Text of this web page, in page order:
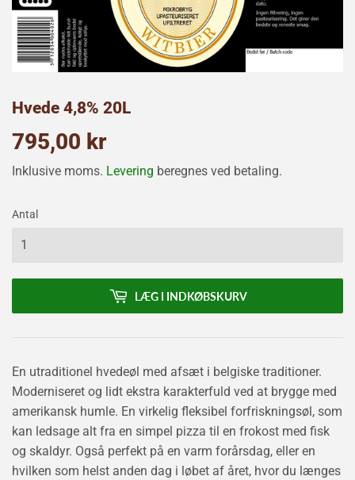
Hvede 4,8% 20L
795,00 kr
kr
Inklusive moms. Levering beregnes ved betaling.
Antal
LÆG I INDKØBSKURV
En utraditionel hvedeøl med afsæt i belgiske traditioner.
Moderniseret og lidt ekstra karakterfuld ved at brygge med
amerikansk humle. En virkelig fleksibel forfriskningsøl, som
kan ledsage alt fra en simpel pizza til en frokost med fisk
og skaldyr. Også perfekt på en varm forårsdag, eller en
hvilken som helst anden dag i løbet af året, hvor du længes